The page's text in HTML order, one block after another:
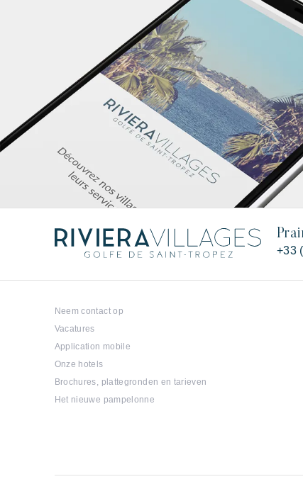
+33
Neem contact op
Vacatures
Application mobile
Onze hotels
Brochures, plattegronden en tarieven
Het nieuwe pampelonne